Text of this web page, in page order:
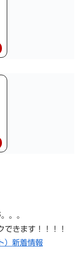
。。
きます！！！！
）新着情報